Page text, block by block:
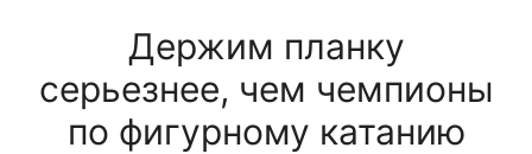
Держим планку
серьезнее, чем чемпионы
по фигурному катанию